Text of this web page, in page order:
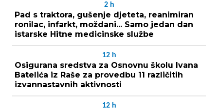
2 h
Pad s traktora, gušenje djeteta, reanimiran
ronilac, infarkt, moždani... Samo jedan dan
istarske Hitne medicinske službe
12 h
Osigurana sredstva za Osnovnu školu Ivana
Batelića iz Raše za provedbu 11 različitih
izvannastavnih aktivnosti
12 h